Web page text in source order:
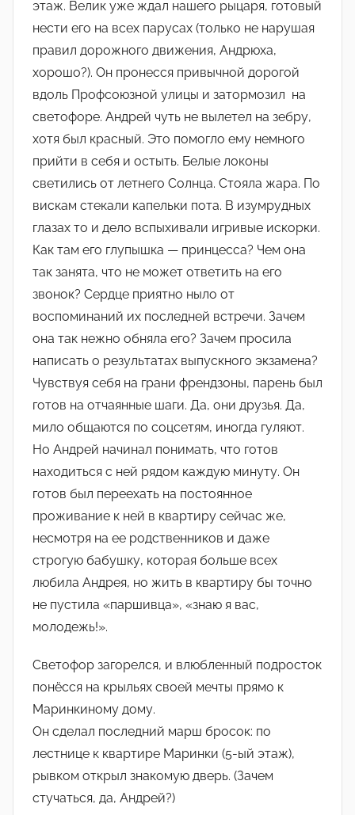
этаж. Велик уже ждал нашего рыцаря, готовый
нести его на всех парусах (только не нарушая
правил дорожного движения, Андрюха,
хорошо?). Он пронесся привычной дорогой
вдоль Профсоюзной улицы и затормозил на
светофоре. Андрей чуть не вылетел на зебру,
хотя был красный. Это помогло ему немного
прийти в себя и остыть. Белые локоны
светились от летнего Солнца. Стояла жара. По
вискам стекали капельки пота. В изумрудных
глазах то и дело вспыхивали игривые искорки.
Как там его глупышка — принцесса? Чем она
так занята, что не может ответить на его
звонок? Сердце приятно ныло от
воспоминаний их последней встречи. Зачем
она так нежно обняла его? Зачем просила
написать о результатах выпускного экзамена?
Чувствуя себя на грани френдзоны, парень был
готов на отчаянные шаги. Да, они друзья. Да,
мило общаются по соцсетям, иногда гуляют.
Но Андрей начинал понимать, что готов
находиться с ней рядом каждую минуту. Он
готов был переехать на постоянное
проживание к ней в квартиру сейчас же,
несмотря на ее родственников и даже
строгую бабушку, которая больше всех
любила Андрея, но жить в квартиру бы точно
не пустила «паршивца», «знаю я вас,
молодежь!».
Светофор загорелся, и влюбленный подросток
понёсся на крыльях своей мечты прямо к
Маринкиному дому.
Он сделал последний марш бросок: по
лестнице к квартире Маринки (5-ый этаж),
рывком открыл знакомую дверь. (Зачем
стучаться, да, Андрей?)